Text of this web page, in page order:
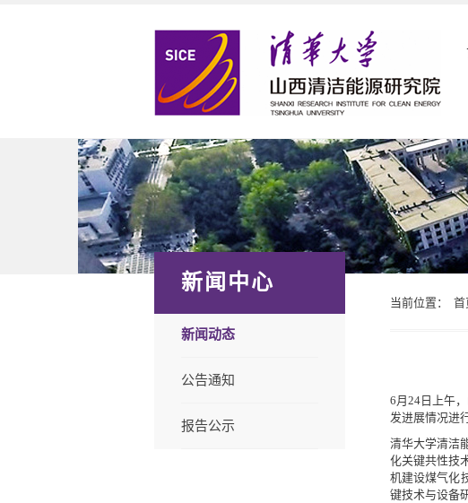
当前位置： 首
6月24日上午
发进展情况进
清华大学清洁
化关键共性技
机建设煤气化
键技术与设备
新闻中心
新闻动态
公告通知
报告公示